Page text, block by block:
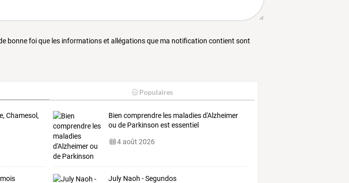
bonne foi que les informations et allégations que ma notification contient sont
Populaires
Chamesol,
Bien comprendre les maladies d'Alzheimer
ou de Parkinson est essentiel
4 août 2026
July Naoh - Segundos